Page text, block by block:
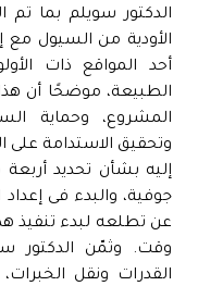
الدكتور سويلم بما تم
الأودية من السيول
أحد المواقع ذات
الطبيعة، موضحًا أن
المشروع، وحماية
وتحقيق الاستدامة على
إليه بشأن تحديد
جوفية، والبدء فى إعداد
عن تطلعه لبدء تنفيذ
وقت. وثمّن الدكتور
القدرات ونقل